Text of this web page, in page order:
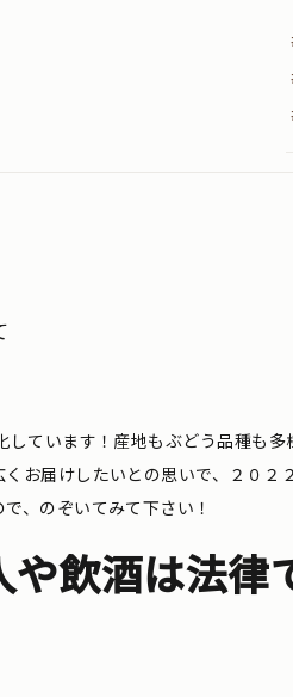
ています！産地もぶどう品種も多
お届けしたいとの思いで、２０２
、のぞいてみて下さい！
飲酒は法律